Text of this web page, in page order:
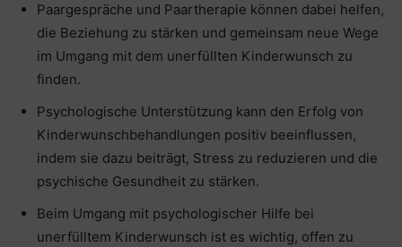
Paargespräche und Paartherapie können dabei helfen,
die Beziehung zu stärken und gemeinsam neue Wege
im Umgang mit dem unerfüllten Kinderwunsch zu
finden.
Psychologische Unterstützung kann den Erfolg von
Kinderwunschbehandlungen positiv beeinflussen,
indem sie dazu beiträgt, Stress zu reduzieren und die
psychische Gesundheit zu stärken.
Beim Umgang mit psychologischer Hilfe bei
unerfülltem Kinderwunsch ist es wichtig, offen zu